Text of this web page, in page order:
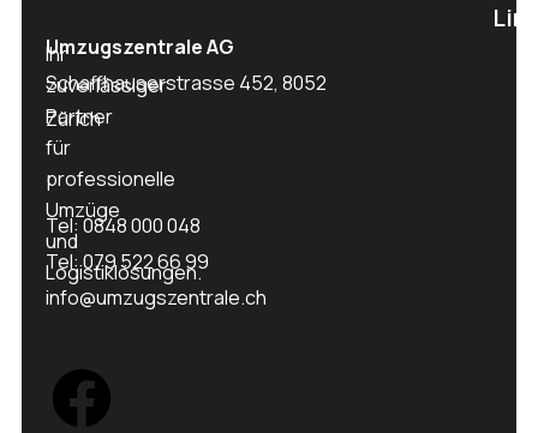
Ihr
zuverlässiger
Partner
für
professionelle
Umzüge
und
Logistiklösungen.
Umzugszentrale AG
Schaffhauserstrasse 452, 8052
Zürich
Tel: 0848 000 048
Tel: 079 522 66 99
info@umzugszentrale.ch